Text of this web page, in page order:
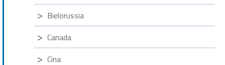
Bielorussia
Canada
Cina